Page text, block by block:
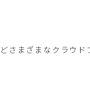
さまざまなクラウ